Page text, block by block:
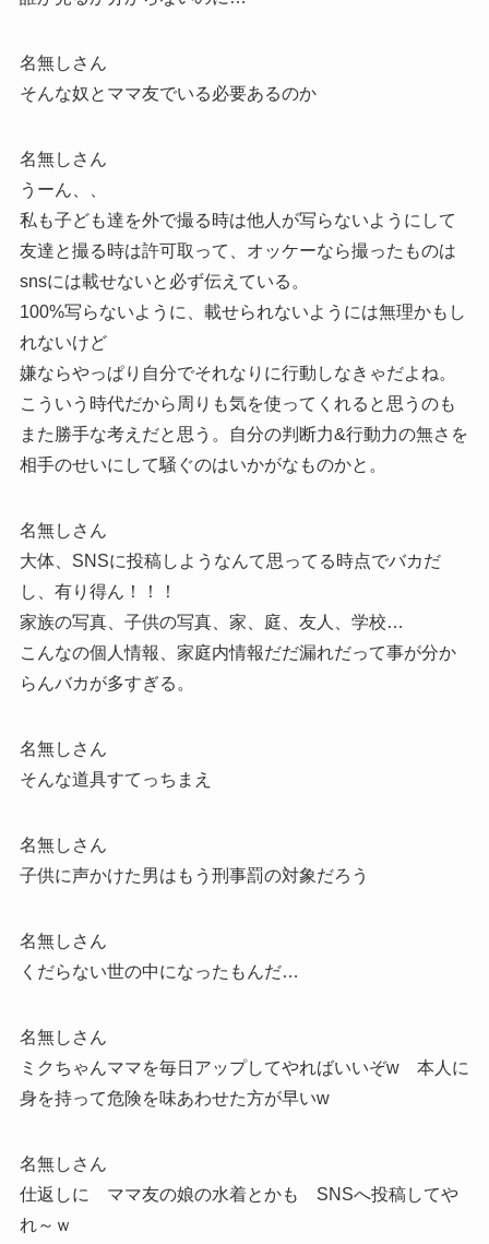
名無しさん
そんな奴とママ友でいる必要あるのか
名無しさん
うーん、、
私も子ども達を外で撮る時は他人が写らないようにして
友達と撮る時は許可取って、オッケーなら撮ったものは
snsには載せないと必ず伝えている。
100%写らないように、載せられないようには無理かもし
れないけど
嫌ならやっぱり自分でそれなりに行動しなきゃだよね。
こういう時代だから周りも気を使ってくれると思うのも
また勝手な考えだと思う。自分の判断力&行動力の無さを
相手のせいにして騒ぐのはいかがなものかと。
名無しさん
大体、SNSに投稿しようなんて思ってる時点でバカだ
し、有り得ん！！！
家族の写真、子供の写真、家、庭、友人、学校…
こんなの個人情報、家庭内情報だだ漏れだって事が分か
らんバカが多すぎる。
名無しさん
そんな道具すてっちまえ
名無しさん
子供に声かけた男はもう刑事罰の対象だろう
名無しさん
くだらない世の中になったもんだ…
名無しさん
ミクちゃんママを毎日アップしてやればいいぞw 本人に
身を持って危険を味あわせた方が早いw
名無しさん
仕返しに ママ友の娘の水着とかも SNSへ投稿してや
れ～ｗ